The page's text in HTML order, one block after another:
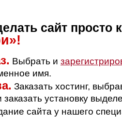
сайт просто
Выбрать и
имя.
Заказать хостинг,
установку
сайта у нашего